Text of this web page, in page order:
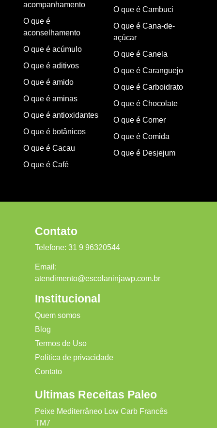
acompanhamento
O que é
aconselhamento
O que é acúmulo
O que é aditivos
O que é amido
O que é aminas
O que é antioxidantes
O que é botânicos
O que é Cacau
O que é Café
O que é Cambuci
O que é Cana-de-
açúcar
O que é Canela
O que é Caranguejo
O que é Carboidrato
O que é Chocolate
O que é Comer
O que é Comida
O que é Desjejum
Contato
Telefone: 31 9 96320544
Email:
atendimento@escolaninjawp.com.br
Institucional
Quem somos
Blog
Termos de Uso
Política de privacidade
Contato
Ultimas Receitas Paleo
Peixe Mediterrâneo Low Carb Francês
TM7